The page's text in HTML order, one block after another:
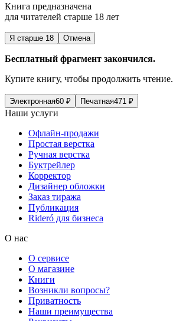
Книга предназначена
для читателей старше 18 лет
Я старше 18 Отмена
Бесплатный фрагмент закончился.
Купите книгу, чтобы продолжить чтение.
Электронная60 ₽ Печатная471 ₽
Наши услуги
Офлайн-продажи
Простая верстка
Ручная верстка
Буктрейлер
Корректор
Дизайнер обложки
Заказ тиража
Публикация
Rideró для бизнеса
О нас
О сервисе
О магазине
Книги
Возникли вопросы?
Приватность
Наши преимущества